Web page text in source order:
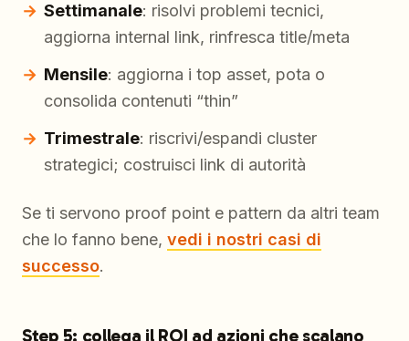
Settimanale: risolvi problemi tecnici,
aggiorna internal link, rinfresca title/meta
Mensile: aggiorna i top asset, pota o
consolida contenuti “thin”
Trimestrale: riscrivi/espandi cluster
strategici; costruisci link di autorità
Se ti servono proof point e pattern da altri team
che lo fanno bene, vedi i nostri casi di
successo.
Step 5: collega il ROI ad azioni che scalano